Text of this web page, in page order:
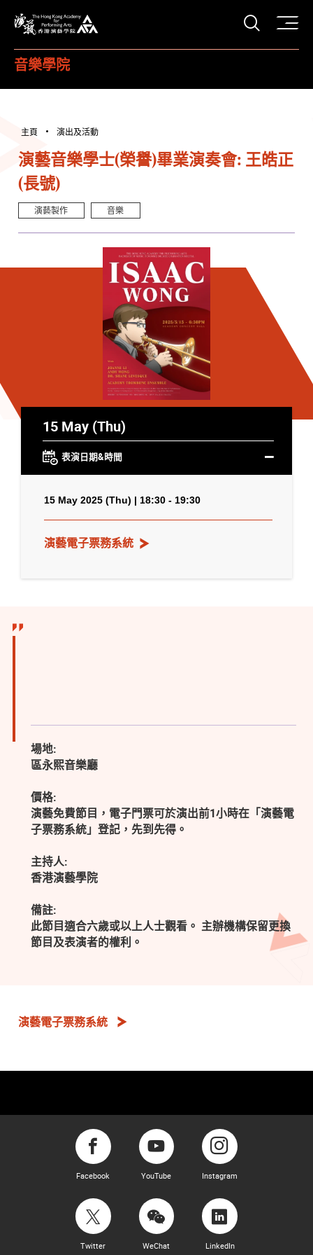
打開
音樂學院
主頁 演出及活動
演藝音樂學士(榮譽)畢業演奏會: 王皓正
(長號)
演藝製作 音樂
15 May (Thu)
表演日期&時間
15 May 2025 (Thu) | 18:30 - 19:30
演藝電子票務系統
場地:
區永熙音樂廳
價格:
演藝免費節目，電子門票可於演出前1小時在「演藝電
子票務系統」登記，先到先得。
主持人:
香港演藝學院
備註:
此節目適合六歲或以上人士觀看。 主辦機構保留更換
節目及表演者的權利。
演藝電子票務系統
Facebook YouTube Instagram
Twitter WeChat LinkedIn